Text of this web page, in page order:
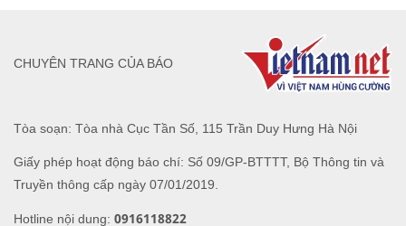
Tòa soạn: Tòa nhà Cục Tần Số, 115 Trần Duy Hưng Hà Nội
Giấy phép hoạt động báo chí: Số 09/GP-BTTTT, Bộ Thông tin và
Truyền thông cấp ngày 07/01/2019.
Hotline nội dung: 0916118822
CHUYÊN TRANG CỦA BÁO